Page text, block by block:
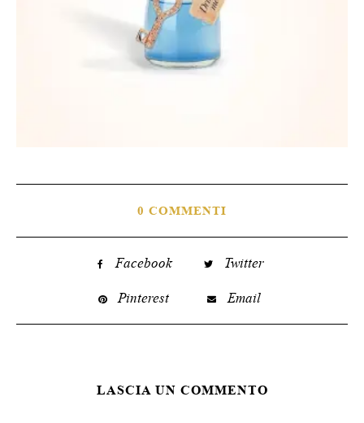
0 COMMENTI
Facebook
Twitter
Pinterest
Email
LASCIA UN COMMENTO